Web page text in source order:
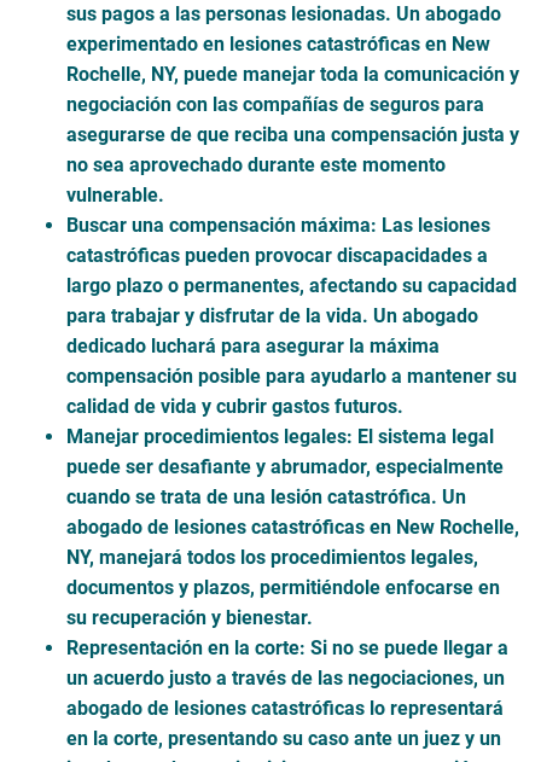
sus pagos a las personas lesionadas. Un abogado
experimentado en lesiones catastróficas en New
Rochelle, NY, puede manejar toda la comunicación y
negociación con las compañías de seguros para
asegurarse de que reciba una compensación justa y
no sea aprovechado durante este momento
vulnerable.
Buscar una compensación máxima: Las lesiones
catastróficas pueden provocar discapacidades a
largo plazo o permanentes, afectando su capacidad
para trabajar y disfrutar de la vida. Un abogado
dedicado luchará para asegurar la máxima
compensación posible para ayudarlo a mantener su
calidad de vida y cubrir gastos futuros.
Manejar procedimientos legales: El sistema legal
puede ser desafiante y abrumador, especialmente
cuando se trata de una lesión catastrófica. Un
abogado de lesiones catastróficas en New Rochelle,
NY, manejará todos los procedimientos legales,
documentos y plazos, permitiéndole enfocarse en
su recuperación y bienestar.
Representación en la corte: Si no se puede llegar a
un acuerdo justo a través de las negociaciones, un
abogado de lesiones catastróficas lo representará
en la corte, presentando su caso ante un juez y un